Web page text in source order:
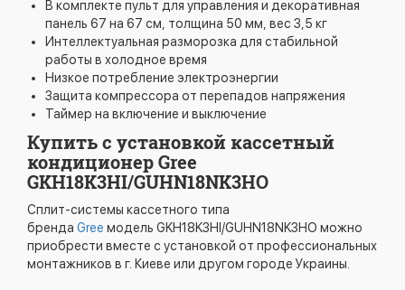
В комплекте пульт для управления и декоративная
панель 67 на 67 см, толщина 50 мм, вес 3,5 кг
Интеллектуальная разморозка для стабильной
работы в холодное время
Низкое потребление электроэнергии
Защита компрессора от перепадов напряжения
Таймер на включение и выключение
Купить с установкой кассетный
кондиционер Gree
GKH18K3HI/GUHN18NK3HO
Сплит-системы кассетного типа
бренда Gree модель GKH18K3HI/GUHN18NK3HO можно
приобрести вместе с установкой от профессиональных
монтажников в г. Киеве или другом городе Украины.